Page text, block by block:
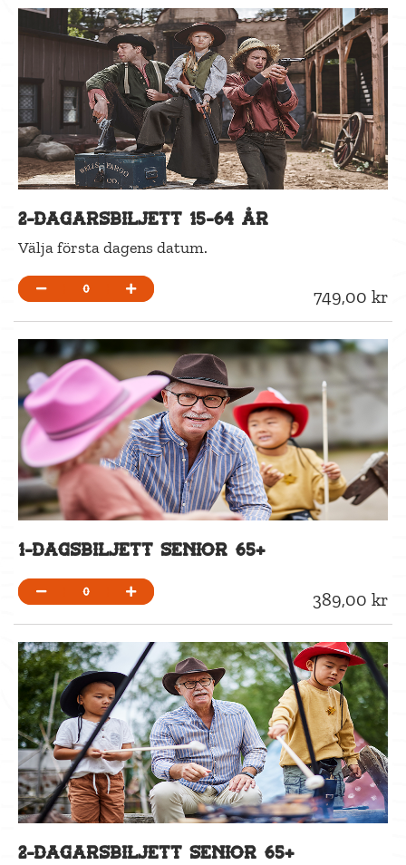
2-dagarsbiljett 15-64 år
Välja första dagens datum.
0 749,00 kr
1-dagsbiljett Senior 65+
0 389,00 kr
2-dagarsbiljett Senior 65+